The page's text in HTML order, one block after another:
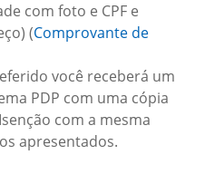
com foto e CPF e
(Comprovante de
você receberá um
PDP com uma cópia
com a mesma
apresentados.